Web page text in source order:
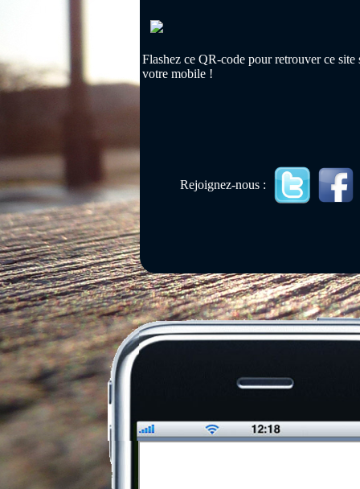
Flashez ce QR-code pour retrouver ce site
votre mobile !
Rejoignez-nous :